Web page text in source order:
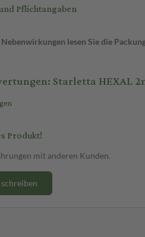
Pflichtangaben
lesen Sie die
Starletta HEXAL
Produkt!
mit anderen Kunden.